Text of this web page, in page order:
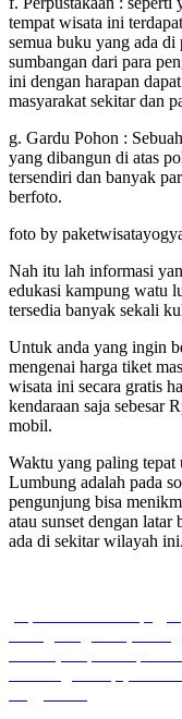
tempat wisata ini
semua buku yang ada di
sumbangan dari para
ini dengan harapan
masyarakat sekitar dan
g. Gardu Pohon :
yang dibangun di atas
tersendiri dan banyak
berfoto.
foto by
Nah itu lah informasi
edukasi kampung watu
tersedia banyak sekali
Untuk anda yang ingin
mengenai harga tiket
wisata ini secara gratis
kendaraan saja sebesar
mobil.
Waktu yang paling
Lumbung adalah pada
pengunjung bisa
atau sunset dengan
ada di sekitar wilayah ini.